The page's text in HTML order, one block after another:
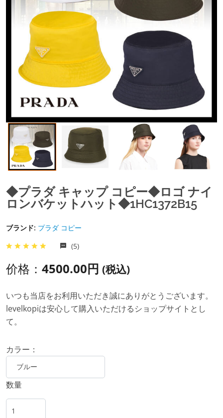
◆プラダ キャップ コピー◆ロゴ ナイ
ロンバケットハット◆1HC1372B15
ブランド: プラダ コピー
(5)
价格： 4500.00円 (税込)
いつも当店をお利用いただき誠にありがとうございます。
levelkopiは安心して購入いただけるショップサイトとし
て。
カラー：
数量